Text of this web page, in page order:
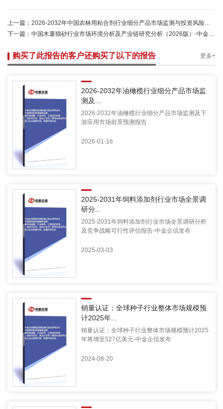
上一篇： 2026-2032年中国农林用粘合剂行业细分产品市场监测与投资风险研究报告-中金企信发布
下一篇： 中国木薯猫砂行业市场环境分析及产业链研究分析（2026版）-中金企信发布
购买了此报告的客户还购买了以下的报告 更多+
2026-2032年油橄榄行业细分产品市场监
测及...
2026-2032年油橄榄行业细分产品市场监测及下
游应用市场前景预测报告
2026-01-16
2025-2031年饲料添加剂行业市场全景调
研分...
2025-2031年饲料添加剂行业市场全景调研分析
及竞争战略可行性评估报告-中金企信发布
2025-03-03
销量认证：全球种子行业整体市场规模预
计2025年...
销量认证：全球种子行业整体市场规模预计2025
年将增至527亿美元-中金企信发布
2024-08-20